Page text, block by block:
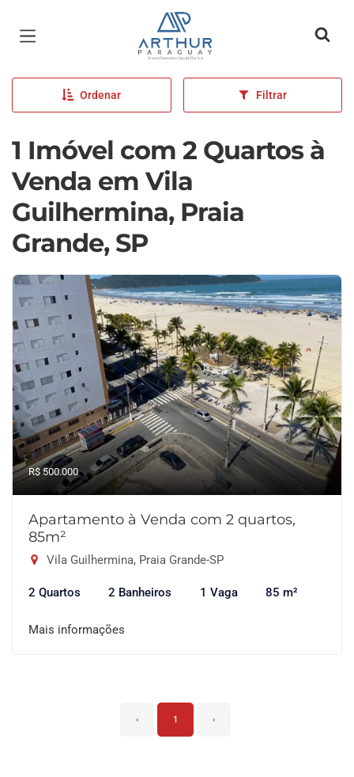
Página inicial
Ordenar Filtrar
1 Imóvel com 2 Quartos à
Venda em Vila
Guilhermina, Praia
Grande, SP
R$ 500.000
Apartamento à Venda com 2 quartos,
85m²
Vila Guilhermina, Praia Grande-SP
2 Quartos 2 Banheiros 1 Vaga 85 m²
Mais informações
‹ 1 ›